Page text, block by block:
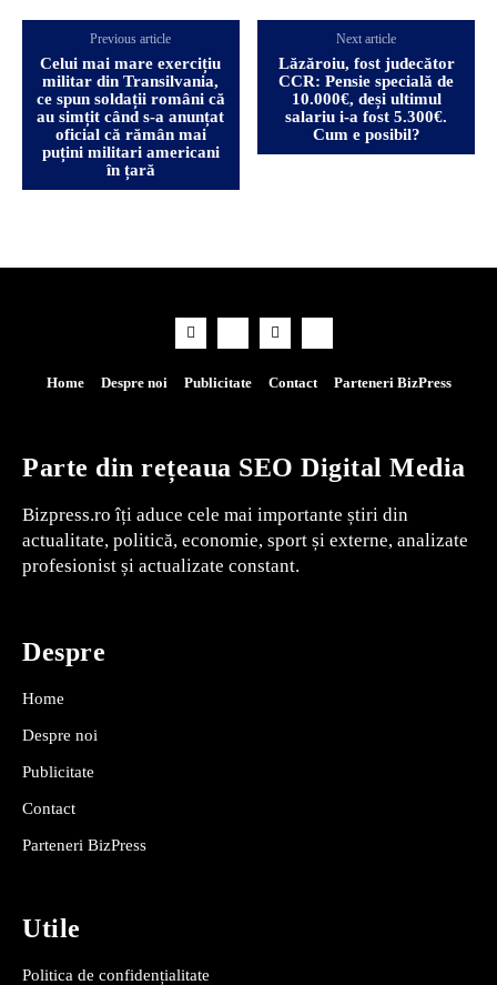
Previous article
Celui mai mare exercițiu
militar din Transilvania,
ce spun soldații români că
au simțit când s-a anunțat
oficial că rămân mai
puțini militari americani
în țară
Next article
Lăzăroiu, fost judecător
CCR: Pensie specială de
10.000€, deși ultimul
salariu i-a fost 5.300€.
Cum e posibil?
Home Despre noi Publicitate Contact Parteneri BizPress
Parte din rețeaua SEO Digital Media
Bizpress.ro îți aduce cele mai importante știri din
actualitate, politică, economie, sport și externe, analizate
profesionist și actualizate constant.
Despre
Home
Despre noi
Publicitate
Contact
Parteneri BizPress
Utile
Politica de confidențialitate